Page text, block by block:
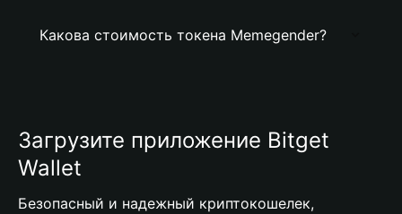
Какова стоимость токена Memegender?
Загрузите приложение Bitget
Wallet
Безопасный и надежный криптокошелек,